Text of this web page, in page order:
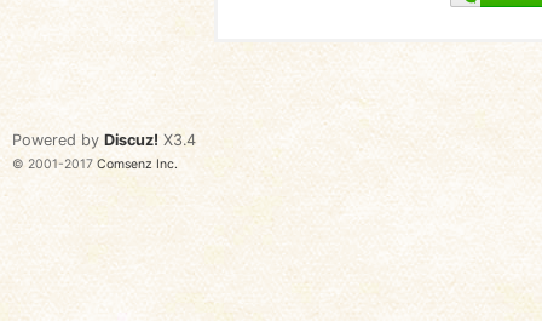
Powered by Discuz! X3.4
© 2001-2017 Comsenz Inc.